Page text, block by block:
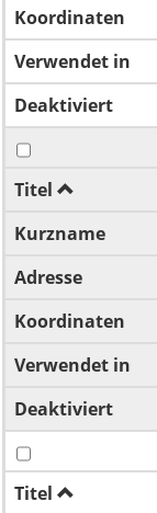
Koordinaten
Verwendet in
Deaktiviert
Titel
Kurzname
Adresse
Koordinaten
Verwendet in
Deaktiviert
Titel